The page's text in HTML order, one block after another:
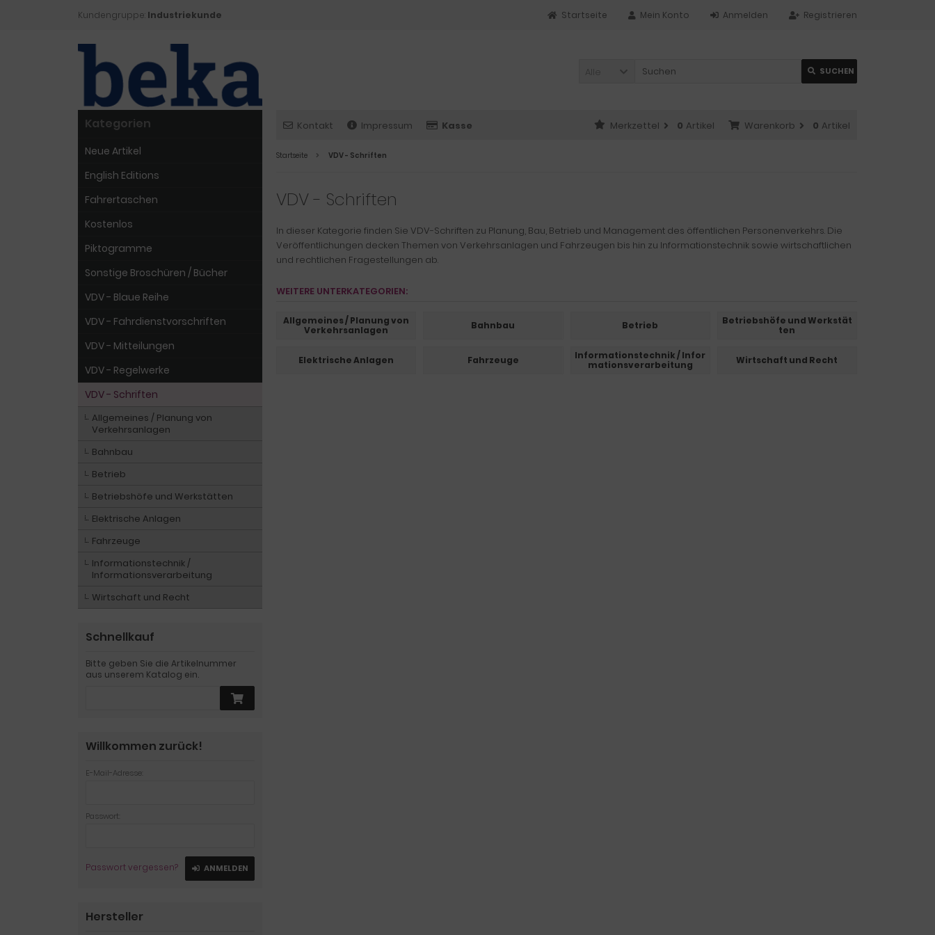
Kundengruppe: Industriekunde Registrieren
Anmelden
Mein Konto
Startseite
Alle SUCHEN
Kontakt Impressum Kasse Warenkorb 0 Artikel
Merkzettel 0 Artikel
Startseite VDV - Schriften
VDV - Schriften
In dieser Kategorie finden Sie VDV-Schriften zu Planung, Bau, Betrieb und Management des öffentlichen Personenverkehrs. Die
Veröffentlichungen decken Themen von Verkehrsanlagen und Fahrzeugen bis hin zu Informationstechnik sowie wirtschaftlichen
und rechtlichen Fragestellungen ab.
WEITERE UNTERKATEGORIEN:
Allgemeines / Planung von
Verkehrsanlagen
Bahnbau Betrieb
Betriebshöfe und Werkstät
ten
Elektrische Anlagen Fahrzeuge
Informationstechnik / Infor
mationsverarbeitung
Wirtschaft und Recht
Kategorien
Neue Artikel
English Editions
Fahrertaschen
Kostenlos
Piktogramme
Sonstige Broschüren / Bücher
VDV - Blaue Reihe
VDV - Fahrdienstvorschriften
VDV - Mitteilungen
VDV - Regelwerke
VDV - Schriften
Allgemeines / Planung von
Verkehrsanlagen
Bahnbau
Betrieb
Betriebshöfe und Werkstätten
Elektrische Anlagen
Fahrzeuge
Informationstechnik /
Informationsverarbeitung
Wirtschaft und Recht
Schnellkauf
Bitte geben Sie die Artikelnummer
aus unserem Katalog ein.
Willkommen zurück!
E-Mail-Adresse:
Passwort:
Passwort vergessen? ANMELDEN
Hersteller